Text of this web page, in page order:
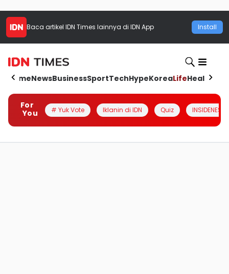
Baca artikel IDN Times lainnya di IDN App Install
HomeNewsBusinessSportTechHypeKoreaLifeHealth
For
You
# Yuk Vote Iklanin di IDN Quiz INSIDENESIA